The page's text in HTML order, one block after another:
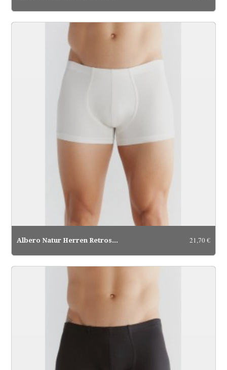
Albero Natur Herren Retroshorts... 21,70 €